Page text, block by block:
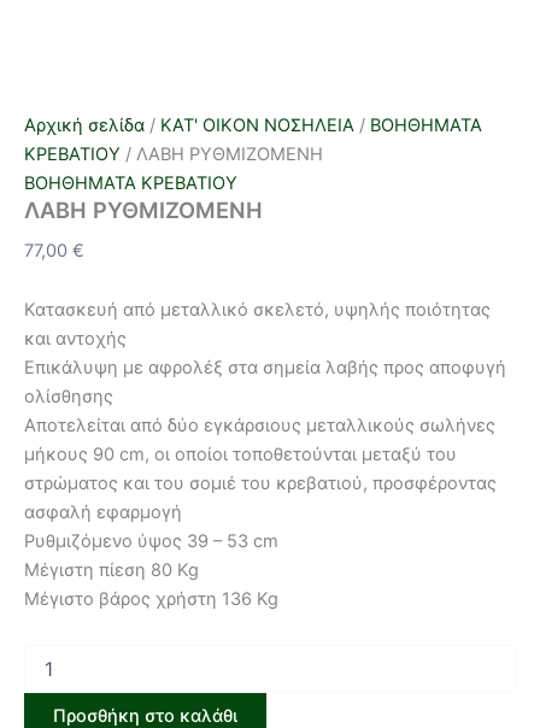
Αρχική σελίδα / ΚΑΤ' ΟΙΚΟΝ ΝΟΣΗΛΕΙΑ / ΒΟΗΘΗΜΑΤΑ
ΚΡΕΒΑΤΙΟΥ / ΛΑΒΗ ΡΥΘΜΙΖΟΜΕΝΗ
ΒΟΗΘΗΜΑΤΑ ΚΡΕΒΑΤΙΟΥ
ΛΑΒΗ ΡΥΘΜΙΖΟΜΕΝΗ
77,00 €
Κατασκευή από μεταλλικό σκελετό, υψηλής ποιότητας
και αντοχής
Επικάλυψη με αφρολέξ στα σημεία λαβής προς αποφυγή
ολίσθησης
Αποτελείται από δύο εγκάρσιους μεταλλικούς σωλήνες
μήκους 90 cm, οι οποίοι τοποθετούνται μεταξύ του
στρώματος και του σομιέ του κρεβατιού, προσφέροντας
ασφαλή εφαρμογή
Ρυθμιζόμενο ύψος 39 – 53 cm
Μέγιστη πίεση 80 Kg
Μέγιστο βάρος χρήστη 136 Kg
Προσθήκη στο καλάθι